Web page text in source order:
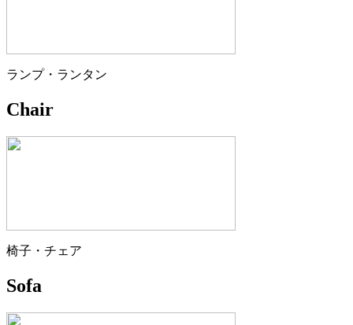
ランプ・ランタン
Chair
椅子・チェア
Sofa